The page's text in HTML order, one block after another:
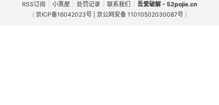
RSS订阅 小黑屋 处罚记录 联系我们
吾爱破解 - 52pojie.cn
( 京ICP备16042023号 | 京公网安备 11010502030087号 )